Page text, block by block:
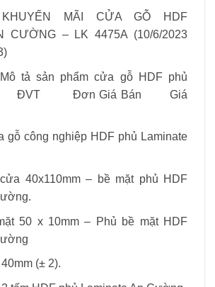
MÃI CỬA GỖ HDF
CƯỜNG – LK 4475A (10/6/2023
phẩm cửa gỗ HDF phủ
ĐVT Đơn Giá Bán Giá
nghiệp HDF phủ Laminate
40x110mm – bề mặt phủ HDF
50 x 10mm – Phủ bề mặt HDF
(± 2).